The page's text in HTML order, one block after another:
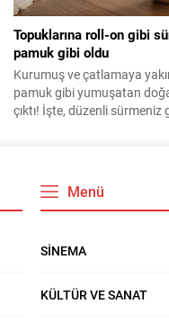
Topuklarına roll-on gibi
pamuk gibi oldu
Kurumuş ve çatlamaya
pamuk gibi yumuşatan
çıktı! İşte, düzenli sürmeniz
Menü
SİNEMA
KÜLTÜR VE SANAT